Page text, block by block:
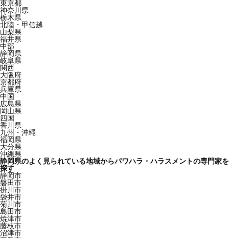
東京都
神奈川県
栃木県
北陸・甲信越
山梨県
福井県
中部
静岡県
岐阜県
関西
大阪府
京都府
兵庫県
中国
広島県
岡山県
四国
香川県
九州・沖縄
福岡県
大分県
沖縄県
静岡県のよく見られている地域からパワハラ・ハラスメントの専門家を
探す
静岡市
磐田市
掛川市
袋井市
菊川市
島田市
焼津市
藤枝市
沼津市